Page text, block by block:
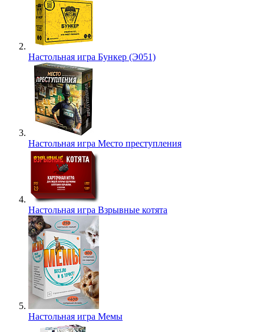
Настольная игра Бункер (Э051)
Настольная игра Место преступления
Настольная игра Взрывные котята
Настольная игра Мемы